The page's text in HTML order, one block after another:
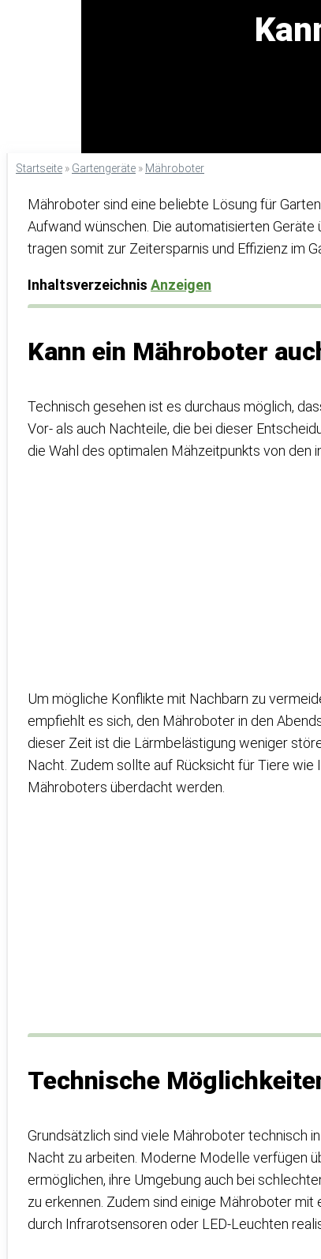
Startseite » Gartengeräte » Mähroboter
Mähroboter sind eine beliebte Lösung für
Aufwand wünschen. Die automatisierten
tragen somit zur Zeitersparnis und Effizienz im
Inhaltsverzeichnis Anzeigen
Kann ein Mähroboter
Technisch gesehen ist es durchaus möglich,
Vor- als auch Nachteile, die bei dieser
die Wahl des optimalen Mähzeitpunkts von den
Um mögliche Konflikte mit Nachbarn zu
empfiehlt es sich, den Mähroboter in den
dieser Zeit ist die Lärmbelästigung weniger
Nacht. Zudem sollte auf Rücksicht für Tiere
Mähroboters überdacht werden.
Technische
Grundsätzlich sind viele Mähroboter technisch
Nacht zu arbeiten. Moderne Modelle verfügen
ermöglichen, ihre Umgebung auch bei
zu erkennen. Zudem sind einige Mähroboter
durch Infrarotsensoren oder LED-Leuchten